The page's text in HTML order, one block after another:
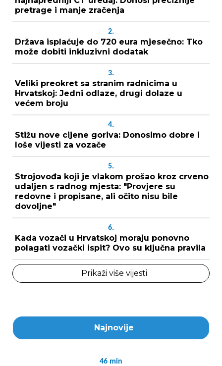
pretrage i manje zračenja
2.
Država isplaćuje do 720 eura mjesečno: Tko
može dobiti inkluzivni dodatak
3.
Veliki preokret sa stranim radnicima u
Hrvatskoj: Jedni odlaze, drugi dolaze u
većem broju
4.
Stižu nove cijene goriva: Donosimo dobre i
loše vijesti za vozače
5.
Strojovođa koji je vlakom prošao kroz crveno
udaljen s radnog mjesta: "Provjere su
redovne i propisane, ali očito nisu bile
dovoljne"
6.
Kada vozači u Hrvatskoj moraju ponovno
polagati vozački ispit? Ovo su ključna pravila
Prikaži više vijesti
Najnovije
46 min